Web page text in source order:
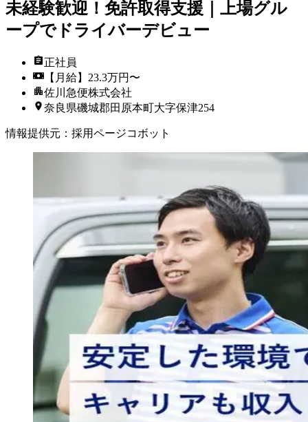
未経験歓迎！免許取得支援｜上場グル
ープでドライバーデビュー
正社員
【月給】23.3万円〜
佐川急便株式会社
奈良県磯城郡田原本町大字保津254
情報提供元 ： 採用ページコボット